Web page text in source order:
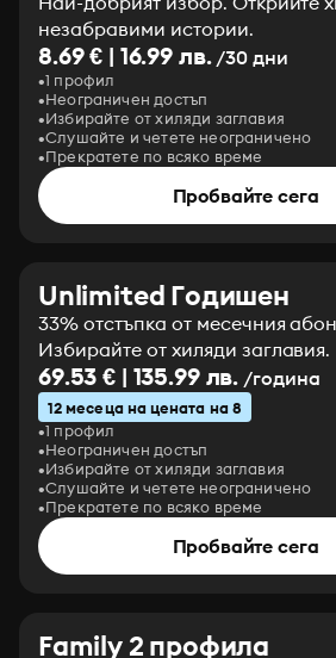
незабравими истории.
8.69 € | 16.99 лв./30 дни
1 профил
Неограничен достъп
Избирайте от хиляди заглавия
Слушайте и четете неограничено
Прекратете по всяко време
Пробвайте сега
Unlimited Годишен
33% отстъпка от месечния
Избирайте от хиляди заглавия.
69.53 € | 135.99 лв. /година
12 месеца на цената на 8
1 профил
Неограничен достъп
Избирайте от хиляди заглавия
Слушайте и четете неограничено
Прекратете по всяко време
Пробвайте сега
Family 2 профила